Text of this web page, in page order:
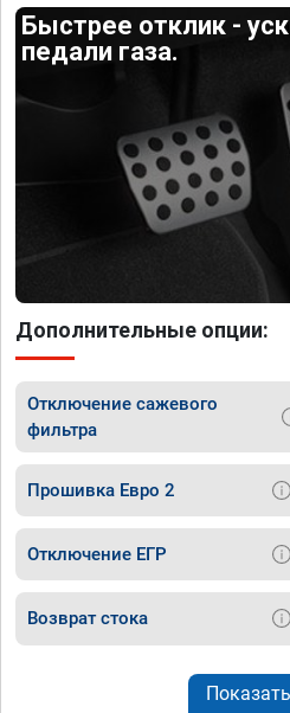
Быстрее отклик -
педали газа.
Дополнительные опции:
Отключение сажевого
фильтра
Прошивка Евро 2
Отключение ЕГР
Возврат стока